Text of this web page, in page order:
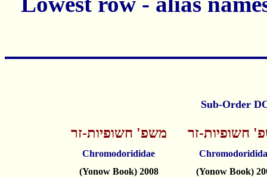
משפ' חשופיות-זר חשופיות-זר
Chromodorididae
(Yonow Book) 2008
(Yonow Book)